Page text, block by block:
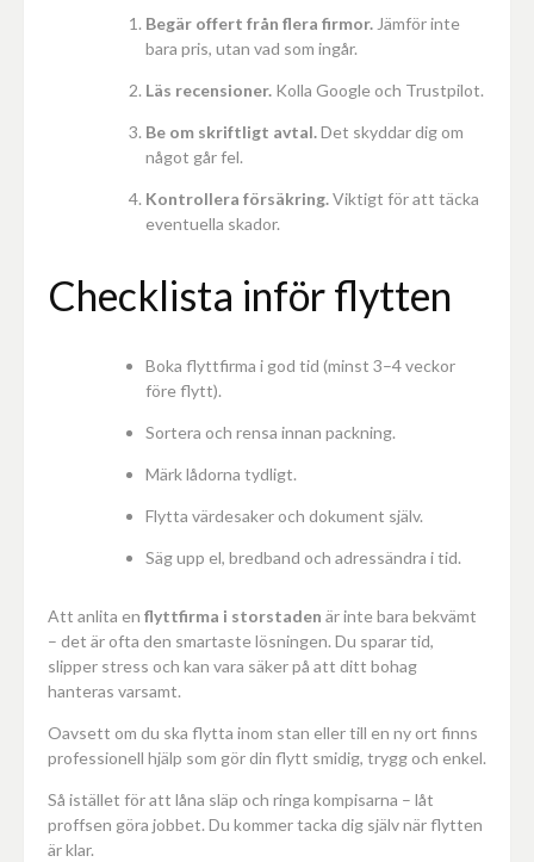
Begär offert från flera firmor. Jämför inte
bara pris, utan vad som ingår.
Läs recensioner. Kolla Google och Trustpilot.
Be om skriftligt avtal.Det skyddar dig om
något går fel.
Kontrollera försäkring.Viktigt för att täcka
eventuella skador.
Checklista inför flytten
Boka flyttfirma i god tid (minst 3–4 veckor
före flytt).
Sortera och rensa innan packning.
Märk lådorna tydligt.
Flytta värdesaker och dokument själv.
Säg upp el, bredband och adressändra i tid.
Att anlita en flyttfirma i storstaden är inte bara bekvämt
– det är ofta den smartaste lösningen. Du sparar tid,
slipper stress och kan vara säker på att ditt bohag
hanteras varsamt.
Oavsett om du ska flytta inom stan eller till en ny ort finns
professionell hjälp som gör din flytt smidig, trygg och enkel.
Så istället för att låna släp och ringa kompisarna – låt
proffsen göra jobbet. Du kommer tacka dig själv när flytten
är klar.